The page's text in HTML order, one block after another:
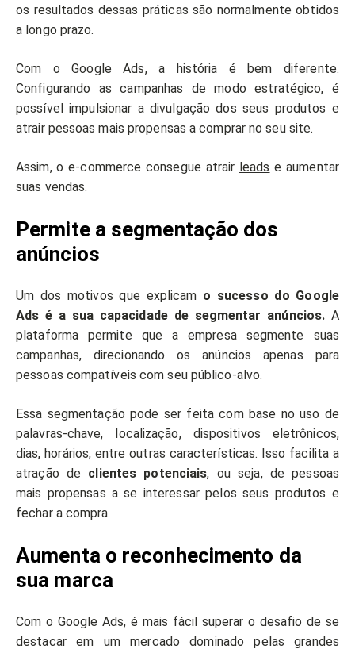
os resultados dessas práticas são normalmente obtidos
a longo prazo.
Com o Google Ads, a história é bem diferente.
Configurando as campanhas de modo estratégico, é
possível impulsionar a divulgação dos seus produtos e
atrair pessoas mais propensas a comprar no seu site.
Assim, o e-commerce consegue atrair leads e aumentar
suas vendas.
Permite a segmentação dos
anúncios
Um dos motivos que explicam o sucesso do Google
Ads é a sua capacidade de segmentar anúncios. A
plataforma permite que a empresa segmente suas
campanhas, direcionando os anúncios apenas para
pessoas compatíveis com seu público-alvo.
Essa segmentação pode ser feita com base no uso de
palavras-chave, localização, dispositivos eletrônicos,
dias, horários, entre outras características. Isso facilita a
atração de clientes potenciais, ou seja, de pessoas
mais propensas a se interessar pelos seus produtos e
fechar a compra.
Aumenta o reconhecimento da
sua marca
Com o Google Ads, é mais fácil superar o desafio de se
destacar em um mercado dominado pelas grandes